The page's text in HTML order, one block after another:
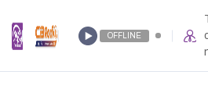
OFFLINE